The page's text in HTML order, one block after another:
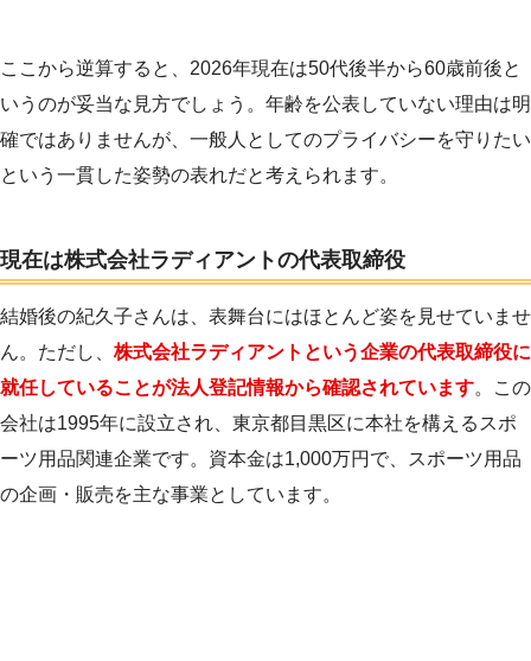
ここから逆算すると、2026年現在は50代後半から60歳前後と
いうのが妥当な見方でしょう。年齢を公表していない理由は明
確ではありませんが、一般人としてのプライバシーを守りたい
という一貫した姿勢の表れだと考えられます。
現在は株式会社ラディアントの代表取締役
結婚後の紀久子さんは、表舞台にはほとんど姿を見せていませ
ん。ただし、 株式会社ラディアントという企業の代表取締役に
就任していることが法人登記情報から確認されています。この
会社は1995年に設立され、東京都目黒区に本社を構えるスポ
ーツ用品関連企業です。資本金は1,000万円で、スポーツ用品
の企画・販売を主な事業としています。